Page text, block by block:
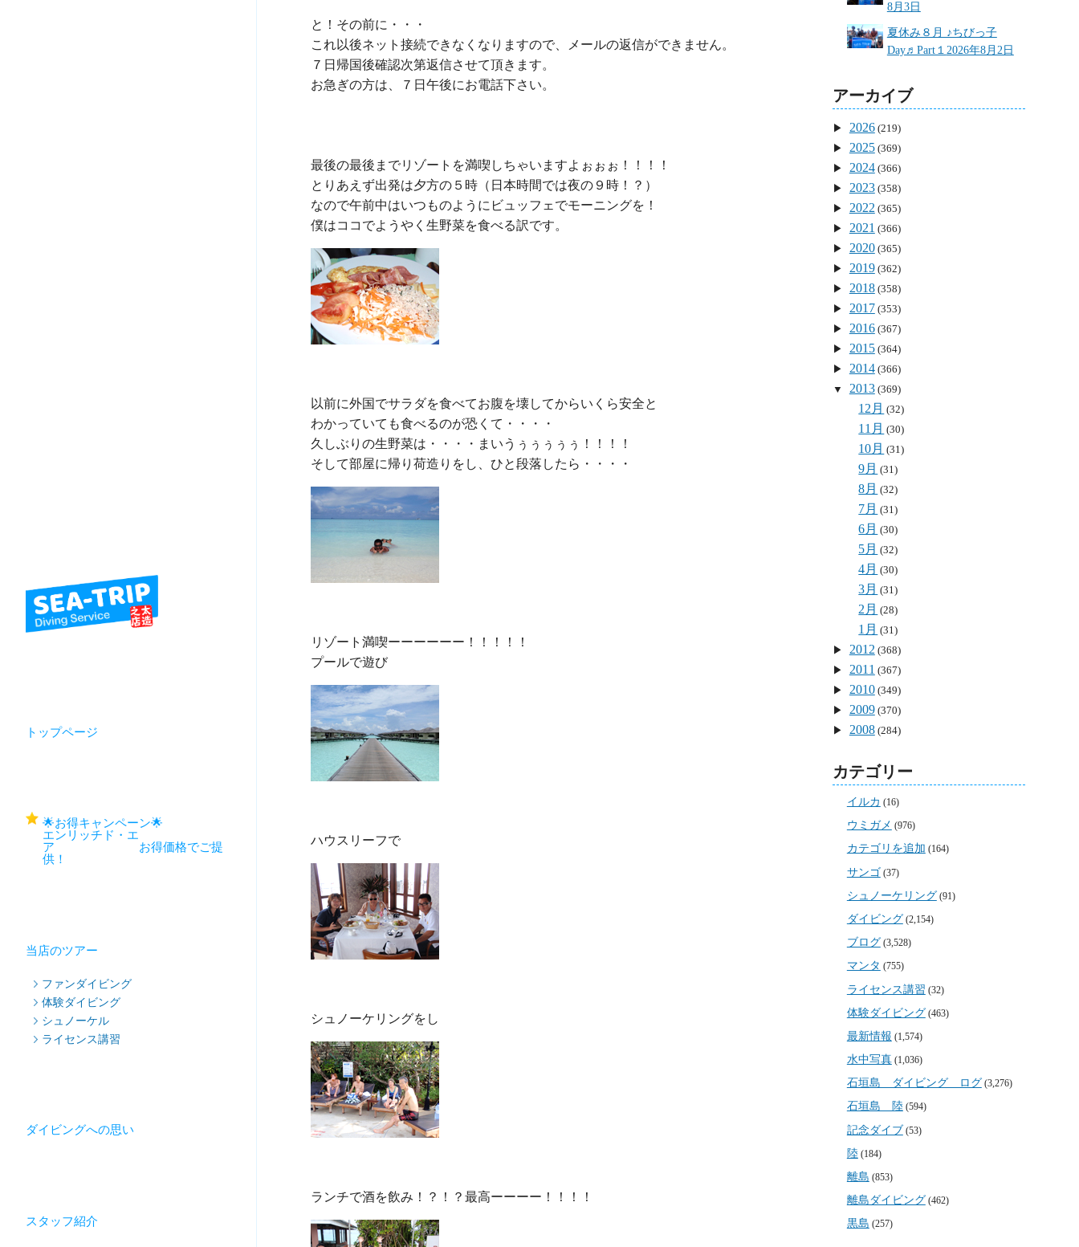
トップページ
🌟お得キャンペーン🌟
エンリッチド・エ
ア お得価格でご提
供！
当店のツアー
ファンダイビング
体験ダイビング
シュノーケル
ライセンス講習
ダイビングへの思い
スタッフ紹介
と！その前に・・・
これ以後ネット接続できなくなりますので、メールの返信ができません。
７日帰国後確認次第返信させて頂きます。
お急ぎの方は、７日午後にお電話下さい。
最後の最後までリゾートを満喫しちゃいますよぉぉぉ！！！！
とりあえず出発は夕方の５時（日本時間では夜の９時！？）
なので午前中はいつものようにビュッフェでモーニングを！
以前に外国でサラダを食べてお腹を壊してからいくら安全と
わかっていても食べるのが恐くて・・・・
久しぶりの生野菜は・・・・まいうぅぅぅぅぅ！！！！
リゾート満喫ーーーーーー！！！！！
プールで遊び
8月3日
夏休み８月 ♪ちびっ子
Day♬Part１ 2026年8月2日
アーカイブ
2026(219)
2025(369)
2024(366)
2023(358)
2022(365)
2021 (366)
2020(365)
2019(362)
2018(358)
2017(353)
2016(367)
2015(364)
2014(366)
2013(369)
12月 (32)
11月 (30)
10月 (31)
9月 (31)
8月 (32)
7月 (31)
6月 (30)
5月 (32)
4月 (30)
3月 (31)
2月 (28)
1月 (31)
2012(368)
2011 (367)
2010(349)
2009(370)
2008(284)
カテゴリー
イルカ (16)
ウミガメ (976)
カテゴリを追加 (164)
サンゴ(37)
シュノーケリング(91)
ダイビング (2,154)
ブログ (3,528)
マンタ (755)
ライセンス講習 (32)
体験ダイビング(463)
最新情報 (1,574)
水中写真(1,036)
石垣島 ダイビング ログ (3,276)
石垣島 陸(594)
記念ダイブ (53)
陸(184)
離島 (853)
離島ダイビング (462)
黒島 (257)